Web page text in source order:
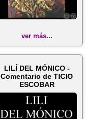
ver más...
LILÍ DEL MÓNICO -
Comentario de TICIO
ESCOBAR